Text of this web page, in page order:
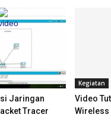
Jaringan
Tracer
Kegiatan
Video
Wireless